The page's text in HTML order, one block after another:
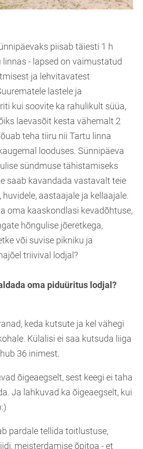
piisab täiesti 1 h
linnas - lapsed on vaimustatud
ja lehvitavatest
lastele ja
kui soovite ka rahulikult süüa,
laevasõit kesta vähemalt 2
teha tiiru nii Tartu linna
looduses. Sünnipäeva
sündmuse tähistamiseks
saab kavandada vastavalt teie
huvidele, aastaajale ja kellaajale.
oma kaaskondlasi kevadõhtuse,
hõngulise jõeretkega,
või suvise pikniku ja
triivival lodjal?
oma piduüritus lodjal?
keda kutsute ja kel vähegi
Külalisi ei saa kutsuda liiga
36 inimest.
õigeaegselt, sest keegi ei taha
Ja lahkuvad ka õigeaegselt, kui
pardale tellida toitlustuse,
meisterdamise õpitoa - et